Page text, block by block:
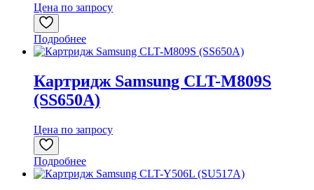
Цена по запросу
Подробнее
Картридж Samsung CLT-M809S
(SS650A)
Цена по запросу
Подробнее